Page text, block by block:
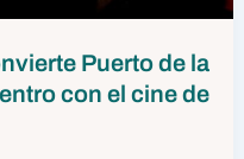
Puerto de la
con el cine de